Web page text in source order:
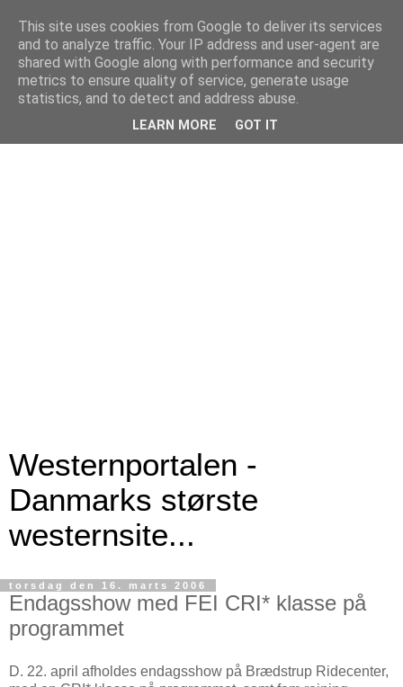
Westernportalen -
Danmarks største
westernsite...
torsdag den 16. marts 2006
Endagsshow med FEI CRI* klasse på
programmet
D. 22. april afholdes endagsshow på Brædstrup Ridecenter,
This site uses cookies from Google to deliver its services
and to analyze traffic. Your IP address and user-agent are
shared with Google along with performance and security
metrics to ensure quality of service, generate usage
statistics, and to detect and address abuse.
LEARN MORE GOT IT